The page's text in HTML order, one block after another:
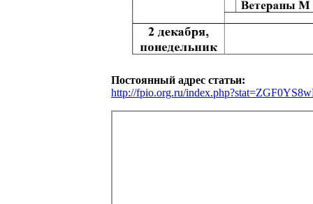
Постоянный адрес статьи:
http://fpio.org.ru/